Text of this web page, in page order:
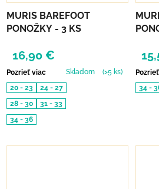
MURIS BAREFOOT
PONOŽKY - 3 KS
16,90 €
Pozrieť viac Skladom
(>5 ks)
20 - 23
24 - 27
28 - 30
31 - 33
34 - 36
34 -